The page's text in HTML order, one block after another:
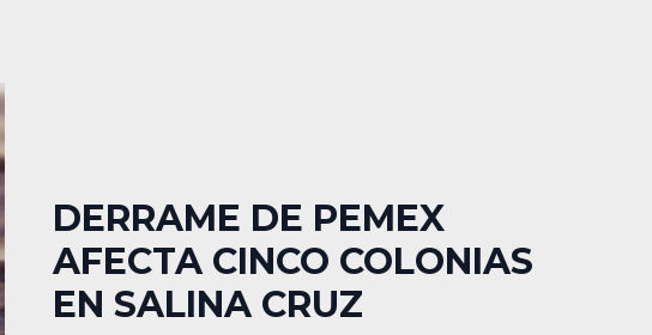
DERRAME DE PEMEX
AFECTA CINCO COLONIAS
EN SALINA CRUZ